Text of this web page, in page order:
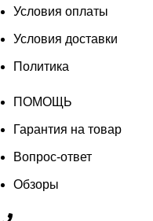
Условия оплаты
Условия доставки
Политика
ПОМОЩЬ
Гарантия на товар
Вопрос-ответ
Обзоры